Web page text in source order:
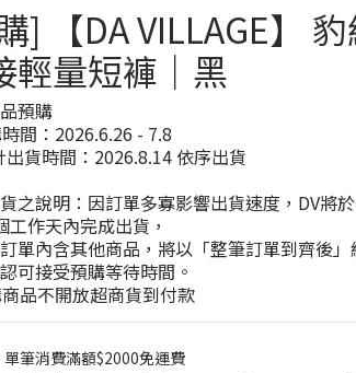
] 【DA VILLAGE】
輕量短褲｜黑
預購
間：2026.6.26 - 7.8
出貨時間：2026.8.14 依序出貨
之說明：因訂單多寡影響出貨速度，DV將
工作天內完成出貨，
單內含其他商品，將以「整筆訂單到齊後
可接受預購等待時間。
品不開放超商貨到付款
筆消費滿額$2000免運費